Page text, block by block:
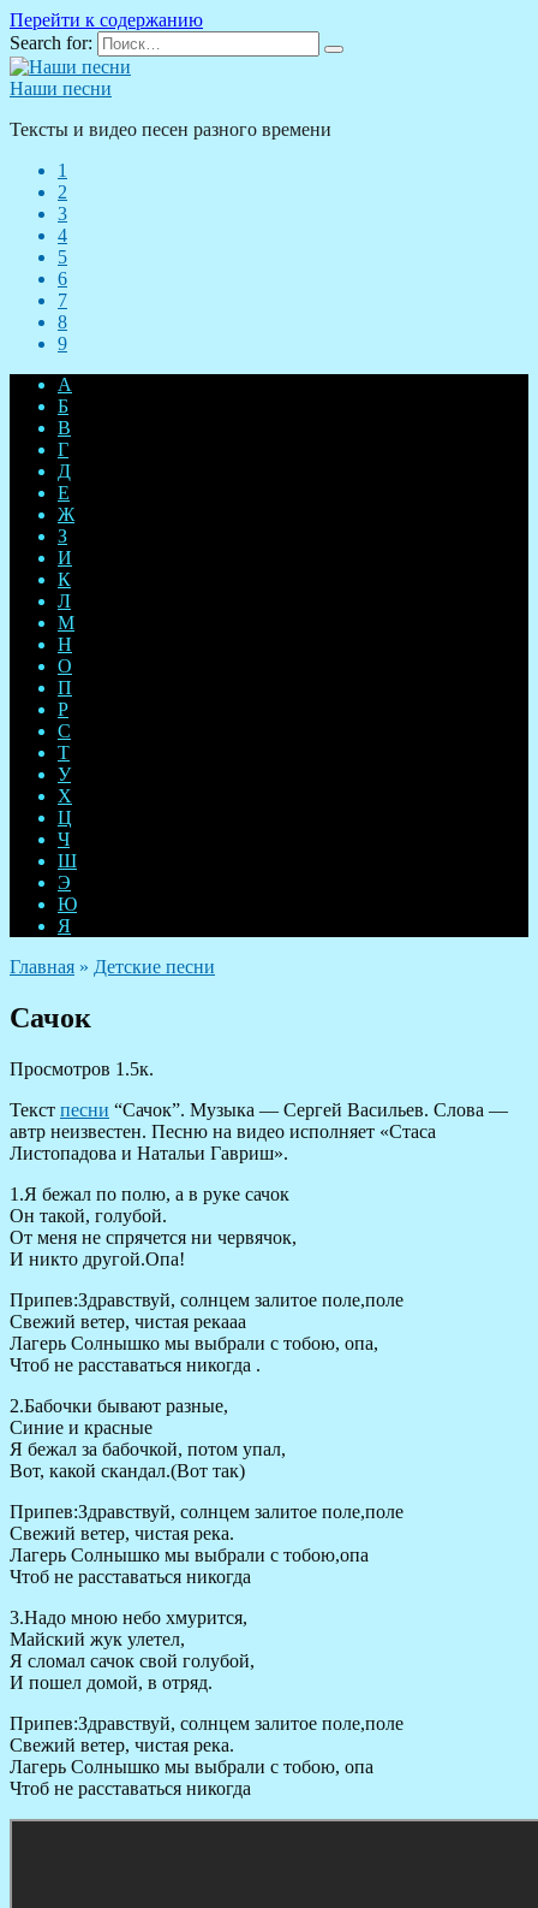
Перейти к содержанию
Search for:
Наши песни
Тексты и видео песен разного времени
1
2
3
4
5
6
7
8
9
А
Б
В
Г
Д
Е
Ж
З
И
К
Л
М
Н
О
П
Р
С
Т
У
Х
Ц
Ч
Ш
Э
Ю
Я
Главная » Детские песни
Сачок
Просмотров 1.5к.
Текст песни “Сачок”. Музыка — Сергей Васильев. Слова —
автр неизвестен. Песню на видео исполняет «Стаса
Листопадова и Натальи Гавриш».
1.Я бежал по полю, а в руке сачок
Он такой, голубой.
От меня не спрячется ни червячок,
И никто другой.Опа!
Припев:Здравствуй, солнцем залитое поле,поле
Свежий ветер, чистая рекааа
Лагерь Солнышко мы выбрали с тобою, опа,
Чтоб не расставаться никогда .
2.Бабочки бывают разные,
Синие и красные
Я бежал за бабочкой, потом упал,
Вот, какой скандал.(Вот так)
Припев:Здравствуй, солнцем залитое поле,поле
Свежий ветер, чистая река.
Лагерь Солнышко мы выбрали с тобою,опа
Чтоб не расставаться никогда
3.Надо мною небо хмурится,
Майский жук улетел,
Я сломал сачок свой голубой,
И пошел домой, в отряд.
Припев:Здравствуй, солнцем залитое поле,поле
Свежий ветер, чистая река.
Лагерь Солнышко мы выбрали с тобою, опа
Чтоб не расставаться никогда